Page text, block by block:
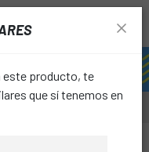
este producto, te
que sí tenemos en